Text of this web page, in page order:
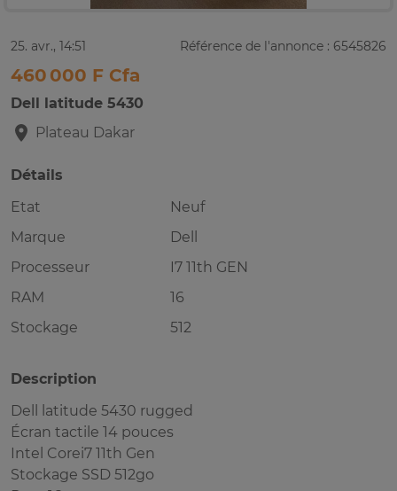
25. avr., 14:51 Référence de l'annonce : 6545826
460 000 F Cfa
Dell latitude 5430
Plateau Dakar
Détails
Etat
Neuf
Marque
Dell
Processeur
I7 11th GEN
RAM
16
Stockage
512
Description
Dell latitude 5430 rugged
Écran tactile 14 pouces
Intel Corei7 11th Gen
Stockage SSD 512go